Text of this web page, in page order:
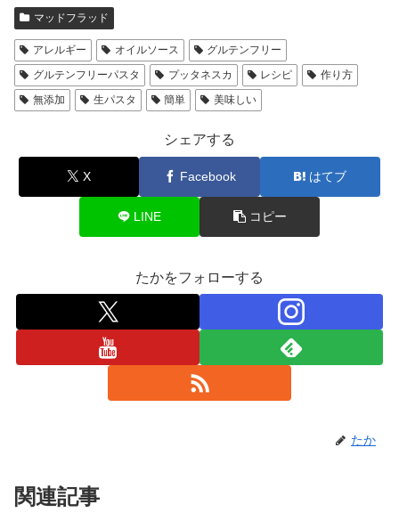
マッドフラッド
アレルギー オイルソース
グルテンフリー
グルテンフリーパスタ
プッタネスカ レシピ
作り方
無添加
生パスタ 簡単 美味しい
シェアする
X Facebook はてブ
LINE コピー
たかをフォローする
たか
関連記事